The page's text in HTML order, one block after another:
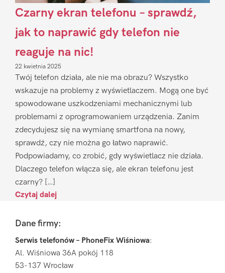
Czarny ekran telefonu – sprawdź,
jak to naprawić gdy telefon nie
reaguje na nic!
22 kwietnia 2025
Twój telefon działa, ale nie ma obrazu? Wszystko
wskazuje na problemy z wyświetlaczem. Mogą one być
spowodowane uszkodzeniami mechanicznymi lub
problemami z oprogramowaniem urządzenia. Zanim
zdecydujesz się na wymianę smartfona na nowy,
sprawdź, czy nie można go łatwo naprawić.
Podpowiadamy, co zrobić, gdy wyświetlacz nie działa.
Dlaczego telefon włącza się, ale ekran telefonu jest
czarny? […]
Czytaj dalej
FooterDane firmy:
Serwis telefonów – PhoneFix Wiśniowa:
Al. Wiśniowa 36A pokój 118
53-137 Wrocław